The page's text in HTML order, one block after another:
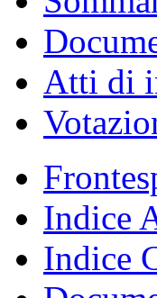
Atti di
Indice
Indice